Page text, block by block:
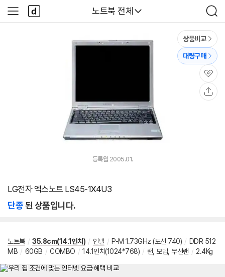
다나와
노트북 전체
검
색
사
이
다
나
와
상품비교
대량구매
관
심
등록월 2005.01.
LG전자 엑스노트 LS45-1X4U3
단종된 상품입니다.
노트북 / 35.8cm(14.1인치) / 인텔 / P-M 1.73GHz (도선 740) / DDR 512
MB / 60GB / COMBO / 14.1인치(1024*768) / 랜, 모뎀, 무선랜 / 2.4Kg